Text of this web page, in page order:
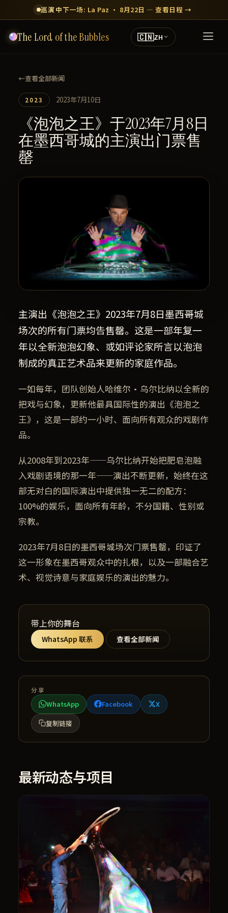
巡演中下一场: La Paz · 8月22日 — 查看日程 →
The Lord of the Bubbles 🇨🇳ZH
←查看全部新闻
2023 2023年7月10日
《泡泡之王》于2023年7月8日
在墨西哥城的主演出门票售
罄
主演出《泡泡之王》2023年7月8日墨西哥城
场次的所有门票均告售罄。这是一部年复一
年以全新泡泡幻象、或如评论家所言以泡泡
制成的真正艺术品来更新的家庭作品。
一如每年，团队创始人哈维尔·乌尔比纳以全新的
把戏与幻象，更新他最具国际性的演出《泡泡之
王》，这是一部约一小时、面向所有观众的戏剧作
品。
从2008年到2023年——乌尔比纳开始把肥皂泡融
入戏剧语境的那一年——演出不断更新，始终在这
部无对白的国际演出中提供独一无二的配方：
100%的娱乐，面向所有年龄，不分国籍、性别或
宗教。
2023年7月8日的墨西哥城场次门票售罄，印证了
这一形象在墨西哥观众中的扎根，以及一部融合艺
术、视觉诗意与家庭娱乐的演出的魅力。
带上你的舞台
WhatsApp 联系 查看全部新闻
分享
WhatsApp Facebook
X
复制链接
最新动态与项目